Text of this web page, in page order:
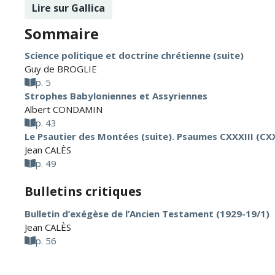
Lire sur Gallica
Sommaire
Science politique et doctrine chrétienne (suite)
Guy de BROGLIE
p. 5
Strophes Babyloniennes et Assyriennes
Albert CONDAMIN
p. 43
Le Psautier des Montées (suite). Psaumes CXXXIII
Jean CALÈS
p. 49
Bulletins critiques
Bulletin d’exégèse de l’Ancien Testament (1929-19/1)
Jean CALÈS
p. 56